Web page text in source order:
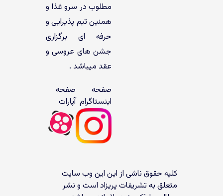
مطلوب در سرو غذا و
همنین تیم پذیرایی و
حرفه ای برگزاری
جشن های عروسی و
عقد میباشد .
صفحه
اینستاگرام
صفحه
آپارات
کلیه حقوق ناشی از این این وب سایت
متعلق به تشریفات پریزاد است و نشر